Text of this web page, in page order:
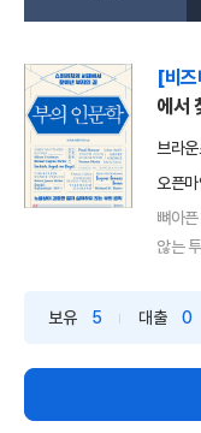
[비
에서
브라
오픈
뼈아
않는
보유 5 대출 0